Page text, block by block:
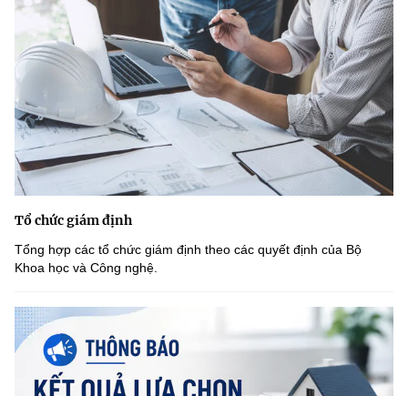
Tổ chức giám định
Tổng hợp các tổ chức giám định theo các quyết định của Bộ
Khoa học và Công nghệ.